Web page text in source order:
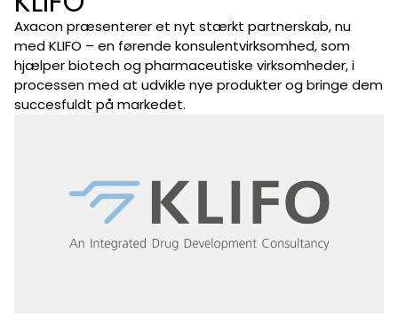
Axacon præsenterer et nyt stærkt partnerskab, nu
med KLIFO – en førende konsulentvirksomhed, som
hjælper biotech og pharmaceutiske virksomheder, i
processen med at udvikle nye produkter og bringe dem
succesfuldt på markedet.